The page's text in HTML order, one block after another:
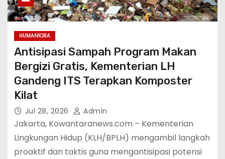
HUMANIORA
Antisipasi Sampah Program Makan
Bergizi Gratis, Kementerian LH
Gandeng ITS Terapkan Komposter
Kilat
Jul 28, 2026 Admin
Jakarta, Kowantaranews.com – Kementerian
Lingkungan Hidup (KLH/BPLH) mengambil langkah
proaktif dan taktis guna mengantisipasi potensi